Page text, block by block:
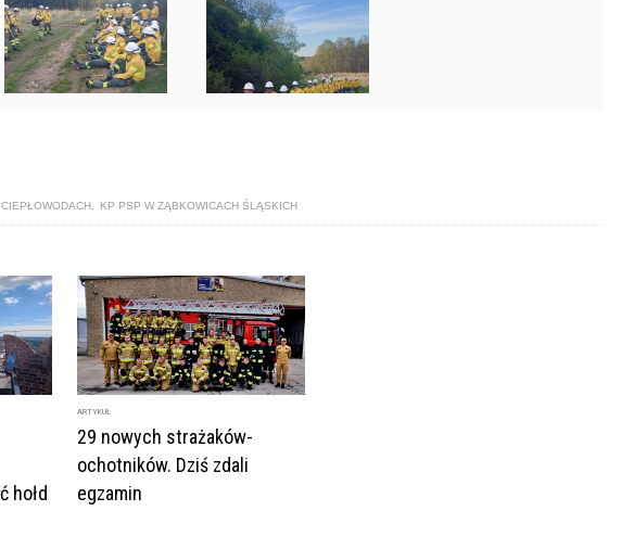
KP PSP W ZĄBKOWICACH ŚLĄSKICH
hołd
ARTYKUŁ
29 nowych strażaków-
ochotników. Dziś zdali
egzamin